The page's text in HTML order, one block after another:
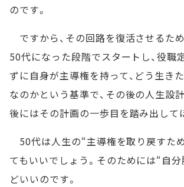
のです。
ですから、その回路を復活させるた
50代になった段階でスタートし、役職
ずに自身が主導権を持って、どう生き
なのかという基準で、その後の人生設
後にはその計画の一歩目を踏み出して
50代は人生の“主導権を取り戻すた
てもいいでしょう。そのためには“自
どいいのです。